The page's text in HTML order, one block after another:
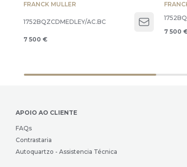
FRANCK MULLER
1752BQZCDMEDLEY/AC.BC
Open menu
7 500 €
7 500
APOIO AO CLIENTE
FAQs
Contrastaria
Autoquartzo - Assistencia Técnica